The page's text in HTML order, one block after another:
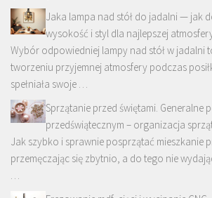
Jaka lampa nad stół do jadalni — jak
wysokość i styl dla najlepszej
Wybór odpowiedniej lampy nad stół w jadalni
tworzeniu przyjemnej atmosfery podczas
spełniała swoje …
Sprzątanie przed świętami. Generalne
przedświątecznym – organizacja
Jak szybko i sprawnie posprzątać mieszkanie
przemęczając się zbytnio, a do tego nie